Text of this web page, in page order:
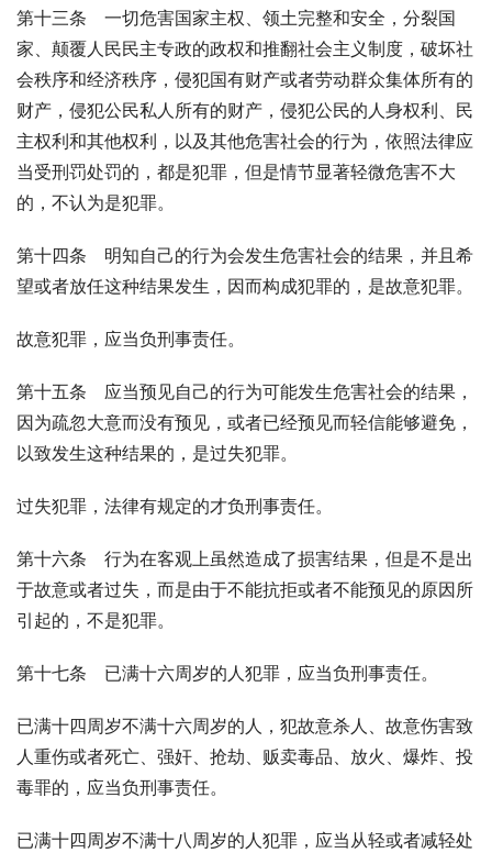
第十三条　一切危害国家主权、领土完整和安全，分裂国
家、颠覆人民民主专政的政权和推翻社会主义制度，破坏社
会秩序和经济秩序，侵犯国有财产或者劳动群众集体所有的
财产，侵犯公民私人所有的财产，侵犯公民的人身权利、民
主权利和其他权利，以及其他危害社会的行为，依照法律应
当受刑罚处罚的，都是犯罪，但是情节显著轻微危害不大
的，不认为是犯罪。
第十四条　明知自己的行为会发生危害社会的结果，并且希
望或者放任这种结果发生，因而构成犯罪的，是故意犯罪。
故意犯罪，应当负刑事责任。
第十五条　应当预见自己的行为可能发生危害社会的结果，
因为疏忽大意而没有预见，或者已经预见而轻信能够避免，
以致发生这种结果的，是过失犯罪。
过失犯罪，法律有规定的才负刑事责任。
第十六条　行为在客观上虽然造成了损害结果，但是不是出
于故意或者过失，而是由于不能抗拒或者不能预见的原因所
引起的，不是犯罪。
第十七条　已满十六周岁的人犯罪，应当负刑事责任。
已满十四周岁不满十六周岁的人，犯故意杀人、故意伤害致
人重伤或者死亡、强奸、抢劫、贩卖毒品、放火、爆炸、投
毒罪的，应当负刑事责任。
已满十四周岁不满十八周岁的人犯罪，应当从轻或者减轻处